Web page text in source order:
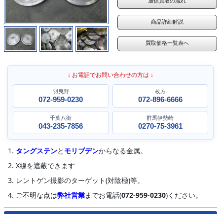
商品詳細解説
買取価格一覧表へ
↓ お電話でお問い合わせの方は ↓
羽曳野
072-959-0230
枚方
072-896-6666
千葉八街
043-235-7856
群馬伊勢崎
0270-75-3961
タングステンと モリブデンからなる金属。
X線を遮蔽できます
レントゲン撮影のターゲット(対陰極)等。
ご不明な点は弊社営業までお電話(072-959-0230)ください。